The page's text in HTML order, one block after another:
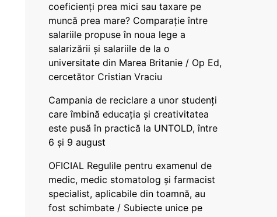
coeficienți prea mici sau taxare pe
muncă prea mare? Comparație între
salariile propuse în noua lege a
salarizării și salariile de la o
universitate din Marea Britanie / Op Ed,
cercetător Cristian Vraciu
Campania de reciclare a unor studenți
care îmbină educația și creativitatea
este pusă în practică la UNTOLD, între
6 și 9 august
OFICIAL Regulile pentru examenul de
medic, medic stomatolog și farmacist
specialist, aplicabile din toamnă, au
fost schimbate / Subiecte unice pe